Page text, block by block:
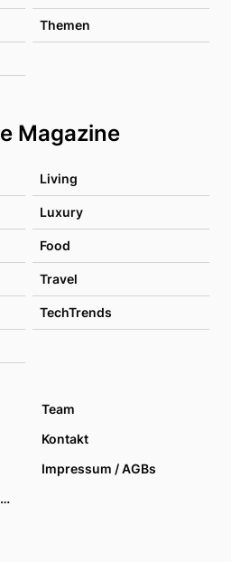
Themen
Magazine
Living
Luxury
Food
Travel
TechTrends
Team
Kontakt
Impressum / AGBs
Datenschutzoptionen verwalten